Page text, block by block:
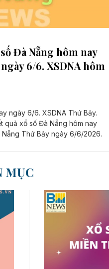
Đà Nẵng hôm nay
6/6. XSDNA hôm
ngày 6/6. XSDNA Thứ Bảy.
quả xổ số Đà Nẵng hôm nay
Thứ Bảy ngày 6/6/2026.
MỤC